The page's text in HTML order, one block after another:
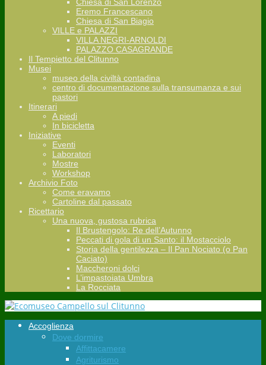
Eremo Francescano
Chiesa di San Biagio
VILLE e PALAZZI
VILLA NEGRI-ARNOLDI
PALAZZO CASAGRANDE
Il Tempietto del Clitunno
Musei
museo della civiltà contadina
centro di documentazione sulla transumanza e sui
pastori
Itinerari
A piedi
In bicicletta
Iniziative
Eventi
Laboratori
Mostre
Workshop
Archivio Foto
Come eravamo
Cartoline dal passato
Ricettario
Una nuova, gustosa rubrica
Il Brustengolo: Re dell’Autunno
Peccati di gola di un Santo: il Mostacciolo
Storia della gentilezza – Il Pan Nociato (o Pan
Caciato)
Maccheroni dolci
L’impastoiata Umbra
La Rocciata
Accoglienza
Dove dormire
Affittacamere
Agriturismo